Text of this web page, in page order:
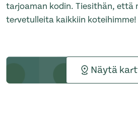
tarjoaman kodin. Tiesithän, että
tervetulleita kaikkiin koteihimme!
Näytä